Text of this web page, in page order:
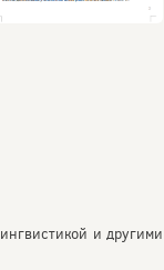
и другими